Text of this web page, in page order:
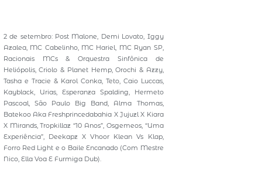
2 de setembro: Post Malone, Demi Lovato, Iggy
Azalea, MC Cabelinho, MC Hariel, MC Ryan SP,
Racionais MCs & Orquestra Sinfônica de
Heliópolis, Criolo & Planet Hemp, Orochi & Azzy,
Tasha e Tracie & Karol Conka, Teto, Caio Luccas,
Kayblack, Urias, Esperanza Spalding, Hermeto
Pascoal, São Paulo Big Band, Alma Thomas,
Batekoo Aka Freshprincedabahia X Jujuzl X Kiara
X Mirands, Tropkillaz “10 Anos”, Osgemeos, “Uma
Experiência”, Deekapz X Vhoor Klean Vs Klap,
Forro Red Light e o Baile Encanado (Com Mestre
Nico, Ella Voa E Furmiga Dub).